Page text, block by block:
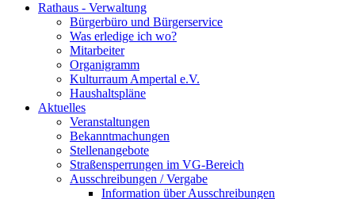
Rathaus - Verwaltung
Bürgerbüro und Bürgerservice
Was erledige ich wo?
Mitarbeiter
Organigramm
Kulturraum Ampertal e.V.
Haushaltspläne
Aktuelles
Veranstaltungen
Bekanntmachungen
Stellenangebote
Straßensperrungen im VG-Bereich
Ausschreibungen / Vergabe
Information über Ausschreibungen